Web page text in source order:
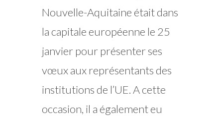
Nouvelle-Aquitaine était dans
la capitale européenne le 25
janvier pour présenter ses
vœux aux représentants des
institutions de l’UE. A cette
occasion, il a également eu